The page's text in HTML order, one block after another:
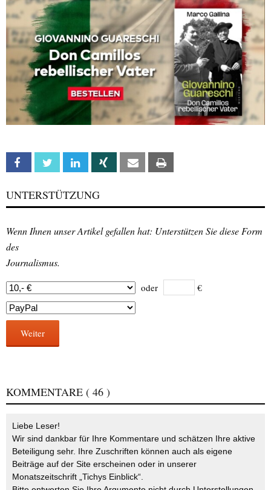
Facebook Twitter Linkedin Xing Email
UNTERSTÜTZUNG
Wenn Ihnen unser Artikel gefallen hat: Unterstützen Sie diese Form
des
Journalismus.
oder €
Weiter
KOMMENTARE ( 46 )
Liebe Leser!
Wir sind dankbar für Ihre Kommentare und schätzen Ihre aktive
Beteiligung sehr. Ihre Zuschriften können auch als eigene
Beiträge auf der Site erscheinen oder in unserer
Monatszeitschrift „Tichys Einblick“.